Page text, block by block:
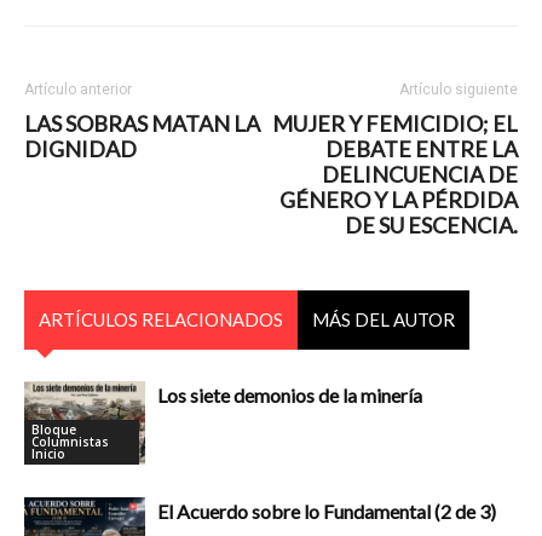
Artículo anterior
LAS SOBRAS MATAN LA
DIGNIDAD
Artículo siguiente
MUJER Y FEMICIDIO; EL
DEBATE ENTRE LA
DELINCUENCIA DE
GÉNERO Y LA PÉRDIDA
DE SU ESCENCIA.
ARTÍCULOS RELACIONADOS MÁS DEL AUTOR
Bloque
Columnistas
Inicio
Los siete demonios de la minería
El Acuerdo sobre lo Fundamental (2 de 3)